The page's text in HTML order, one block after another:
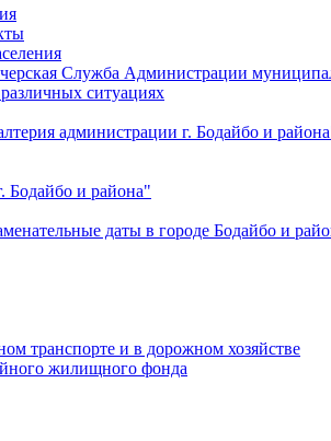
Служба Администрации
ситуациях
администрации г. Бодайбо и
и района"
даты в городе Бодайбо и
транспорте и в дорожном хозяйстве
жилищного фонда